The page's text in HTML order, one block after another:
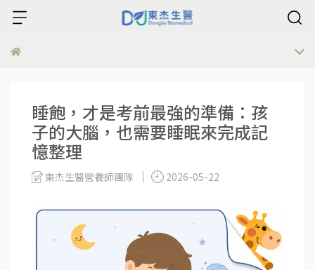
睡飽，才是考前最強的準備：孩
子的大腦，也需要睡眠來完成記
憶整理
東杰生醫營養師團隊 2026-05-22